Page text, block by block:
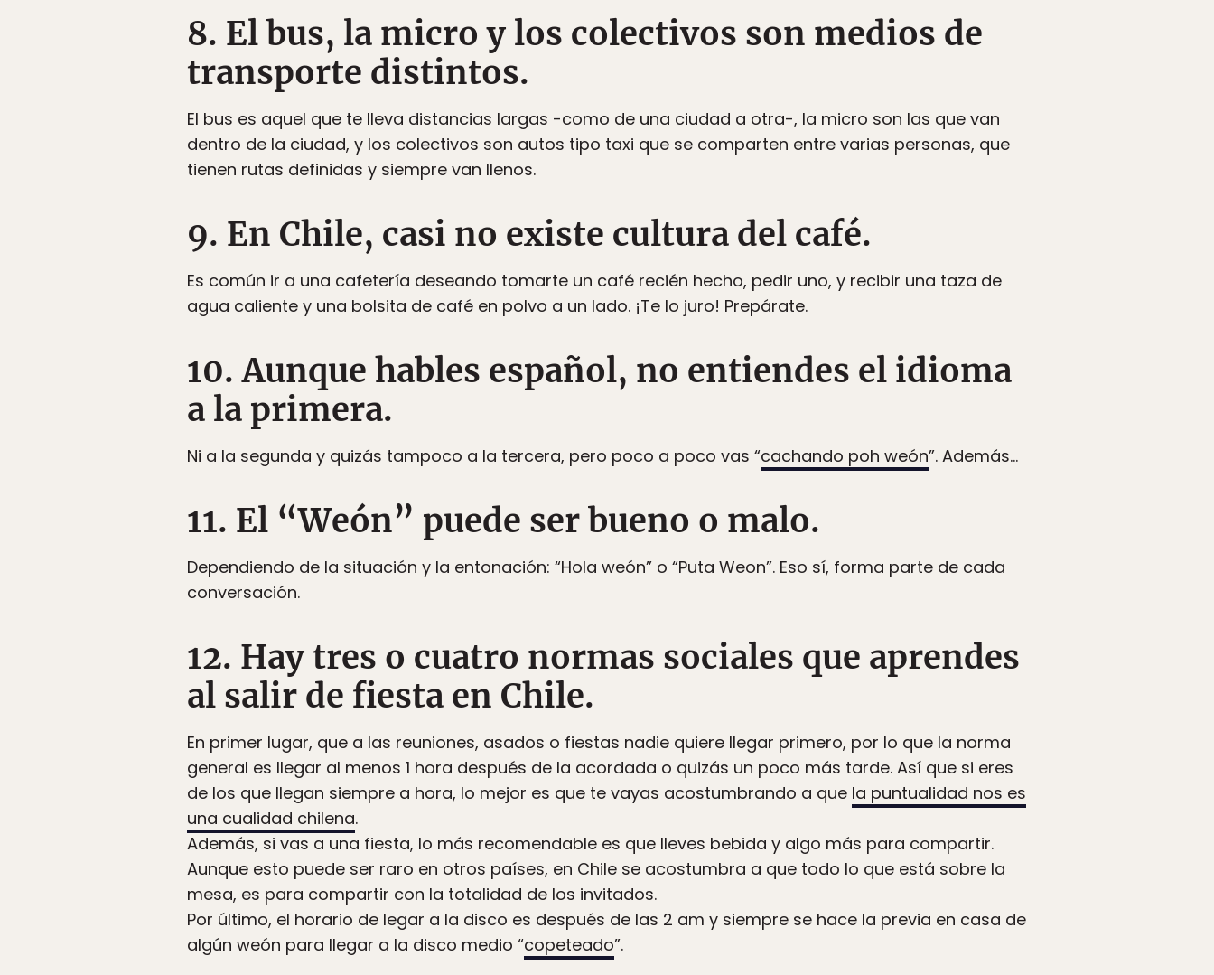
8. El bus, la micro y los colectivos son medios de
transporte distintos.
El bus es aquel que te lleva distancias largas -como de una ciudad a otra-, la micro son las que van
dentro de la ciudad, y los colectivos son autos tipo taxi que se comparten entre varias personas, que
tienen rutas definidas y siempre van llenos.
9. En Chile, casi no existe cultura del café.
Es común ir a una cafetería deseando tomarte un café recién hecho, pedir uno, y recibir una taza de
agua caliente y una bolsita de café en polvo a un lado. ¡Te lo juro! Prepárate.
10. Aunque hables español, no entiendes el idioma
a la primera.
Ni a la segunda y quizás tampoco a la tercera, pero poco a poco vas “cachando poh weón”. Además…
11. El “Weón” puede ser bueno o malo.
Dependiendo de la situación y la entonación: “Hola weón” o “Puta Weon”. Eso sí, forma parte de cada
conversación.
12. Hay tres o cuatro normas sociales que aprendes
al salir de fiesta en Chile.
En primer lugar, que a las reuniones, asados o fiestas nadie quiere llegar primero, por lo que la norma
general es llegar al menos 1 hora después de la acordada o quizás un poco más tarde. Así que si eres
de los que llegan siempre a hora, lo mejor es que te vayas acostumbrando a que la puntualidad nos es
una cualidad chilena.
Además, si vas a una fiesta, lo más recomendable es que lleves bebida y algo más para compartir.
Aunque esto puede ser raro en otros países, en Chile se acostumbra a que todo lo que está sobre la
mesa, es para compartir con la totalidad de los invitados.
Por último, el horario de legar a la disco es después de las 2 am y siempre se hace la previa en casa de
algún weón para llegar a la disco medio “copeteado”.